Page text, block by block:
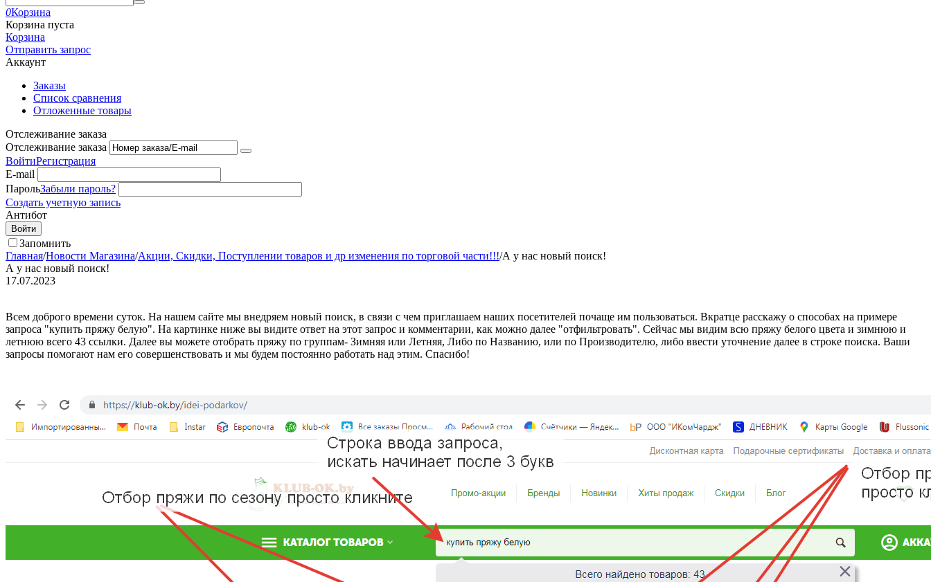
0Корзина
Корзина пуста
Корзина
Отправить запрос
Аккаунт
Заказы
Список сравнения
Отложенные товары
Отслеживание заказа
Отслеживание заказа
ВойтиРегистрация
E-mail
ПарольЗабыли пароль?
Создать учетную запись
Антибот
Войти
Запомнить
Главная/Новости Магазина/Акции, Скидки, Поступлении товаров и др изменения по торговой части!!!/А у нас новый поиск!
А у нас новый поиск!
17.07.2023
Всем доброго времени суток. На нашем сайте мы внедряем новый поиск, в связи с чем приглашаем наших посетителей почаще им пользоваться. Вкратце расскажу о способах на примере
запроса "купить пряжу белую". На картинке ниже вы видите ответ на этот запрос и комментарии, как можно далее "отфильтровать". Сейчас мы видим всю пряжу белого цвета и зимнюю и
летнюю всего 43 ссылки. Далее вы можете отобрать пряжу по группам- Зимняя или Летняя, Либо по Названию, или по Производителю, либо ввести уточнение далее в строке поиска. Ваши
запросы помогают нам его совершенствовать и мы будем постоянно работать над этим. Спасибо!